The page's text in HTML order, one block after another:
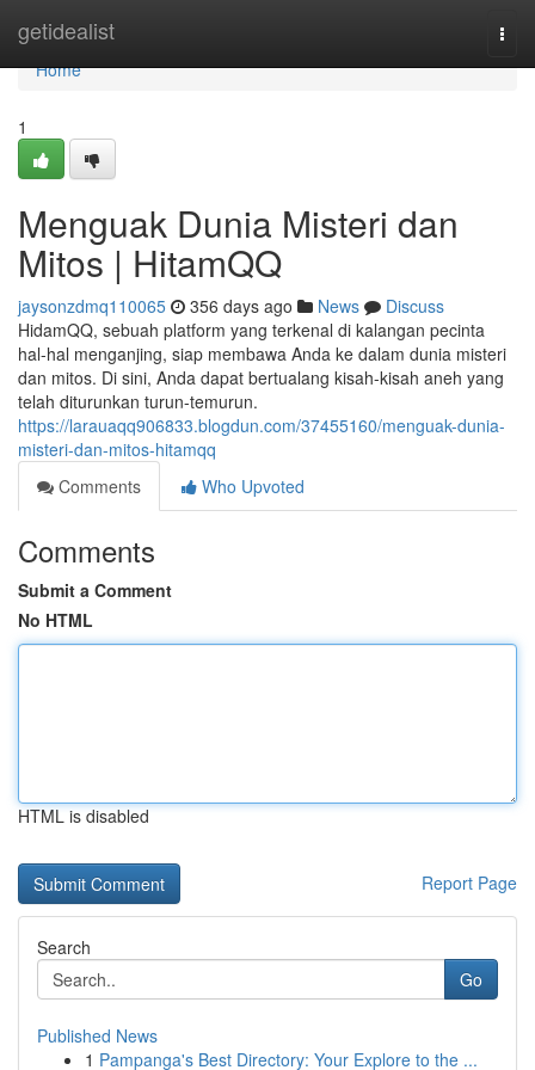
getidealist
Home
Home
1
Menguak Dunia Misteri dan
Mitos | HitamQQ
jaysonzdmq110065 356 days ago News
Discuss
HidamQQ, sebuah platform yang terkenal di kalangan pecinta
hal-hal menganjing, siap membawa Anda ke dalam dunia misteri
dan mitos. Di sini, Anda dapat bertualang kisah-kisah aneh yang
telah diturunkan turun-temurun.
https://larauaqq906833.blogdun.com/37455160/menguak-dunia-
misteri-dan-mitos-hitamqq
Comments
Who Upvoted
Comments
Submit a Comment
No HTML
HTML is disabled
Report Page
Search
Go
Published News
1 Pampanga's Best Directory: Your Explore to the ...